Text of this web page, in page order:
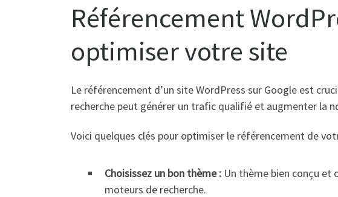
Référencement
optimiser votre site
Le référencement d’un site WordPress sur Google est
recherche peut générer un trafic qualifié et augmenter la
Voici quelques clés pour optimiser le référencement de
Choisissez un bon thème : Un thème bien conçu et
moteurs de recherche.